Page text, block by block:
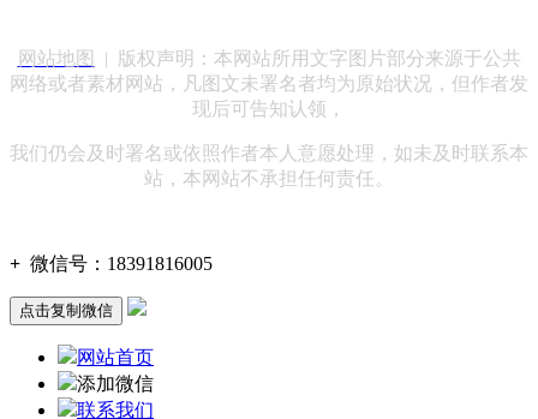
网站地图
| 版权声明：本网站所用文字图片部分来源于公共
网络或者素材网站，凡图文未署名者均为原始状况，但作者发
现后可告知认领，
我们仍会及时署名或依照作者本人意愿处理，如未及时联系本
站，本网站不承担任何责任。
+ 微信号： 18391816005
点击复制微信
网站首页
添加微信
联系我们